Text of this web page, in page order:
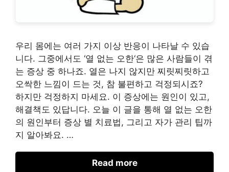
우리 몸에는 여러 가지 이상 반응이 나타날 수 있습
니다. 그중에서도 ‘열 없는 오한‘은 많은 사람들이 겪
는 증상 중 하나죠. 열은 나지 않지만 찌릿찌릿하고
오싹한 느낌이 드는 것, 참 불편하고 걱정되시죠?
하지만 걱정하지 마세요. 이 증상에는 원인이 있고,
해결책도 있답니다. 오늘 이 글을 통해 열 없는 오한
의 원인부터 증상 별 치료법, 그리고 자가 관리 팁까
지 알아봐요. …
Read more